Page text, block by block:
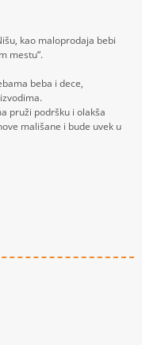
kao maloprodaja bebi
mestu“.
beba i dece,
pruži podršku i olakša
mališane i bude uvek u